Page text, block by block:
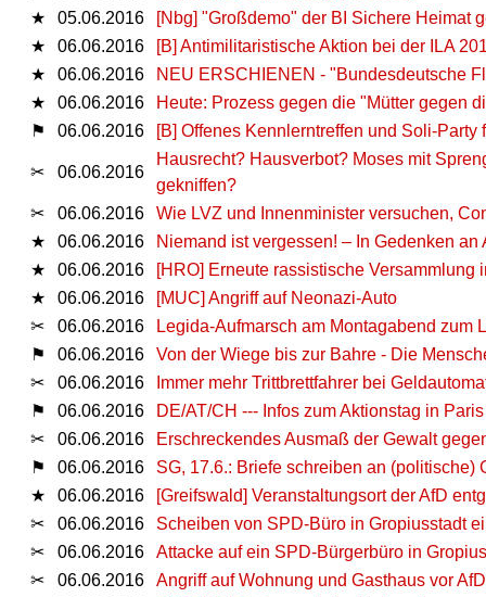
★
05.06.2016
[Nbg] "Großdemo" der BI Sichere Heimat
★
06.06.2016
[B] Antimilitaristische Aktion bei der ILA
★
06.06.2016
NEU ERSCHIENEN - "Bundesdeutsche
★
06.06.2016
Heute: Prozess gegen die "Mütter gegen
⚑
06.06.2016 [B] Offenes Kennlerntreffen und Soli-
✂ 06.06.2016
Hausrecht? Hausverbot? Moses mit
gekniffen?
✂
06.06.2016
Wie LVZ und Innenminister versuchen,
★
06.06.2016
Niemand ist vergessen! – In Gedenken an
★
06.06.2016
[HRO] Erneute rassistische
★
06.06.2016
[MUC] Angriff auf Neonazi-Auto
✂
06.06.2016
Legida-Aufmarsch am Montagabend zum
⚑
06.06.2016
Von der Wiege bis zur Bahre - Die
✂
06.06.2016
Immer mehr Trittbrettfahrer bei
⚑
06.06.2016
DE/AT/CH --- Infos zum Aktionstag in
✂
06.06.2016
Erschreckendes Ausmaß der Gewalt
⚑
06.06.2016
SG, 17.6.: Briefe schreiben an (politische)
★
06.06.2016
[Greifswald] Veranstaltungsort der AfD
✂
06.06.2016
Scheiben von SPD-Büro in Gropiusstadt
✂
06.06.2016
Attacke auf ein SPD-Bürgerbüro in
✂
06.06.2016
Angriff auf Wohnung und Gasthaus vor